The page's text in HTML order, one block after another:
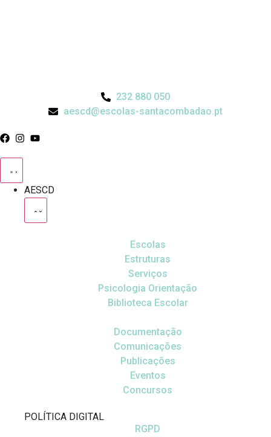
232 880 050
aescd@escolas-santacombadao.pt
AESCD
Escolas
Estruturas
Serviços
Psicologia Orientação
Biblioteca Escolar
Documentação
Comunicações
Publicações
Eventos
Concursos
POLÍTICA DIGITAL
RGPD